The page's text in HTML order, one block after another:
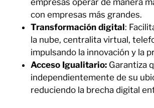
empresas operar de manera
con empresas más grandes.
Transformación digital:
la nube, centralita virtual,
impulsando la innovación y la
Acceso Igualitario: Garantiza
independientemente de su
reduciendo la brecha digital